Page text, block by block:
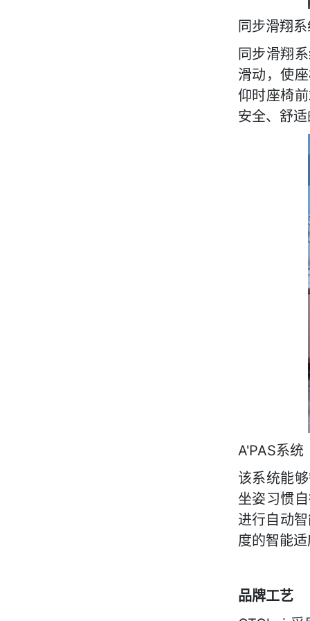
同步滑翔
同步滑翔
滑动，使
仰时座椅
安全、舒
A'PAS系统
该系统能
坐姿习惯
进行自动
度的智能
品牌工艺